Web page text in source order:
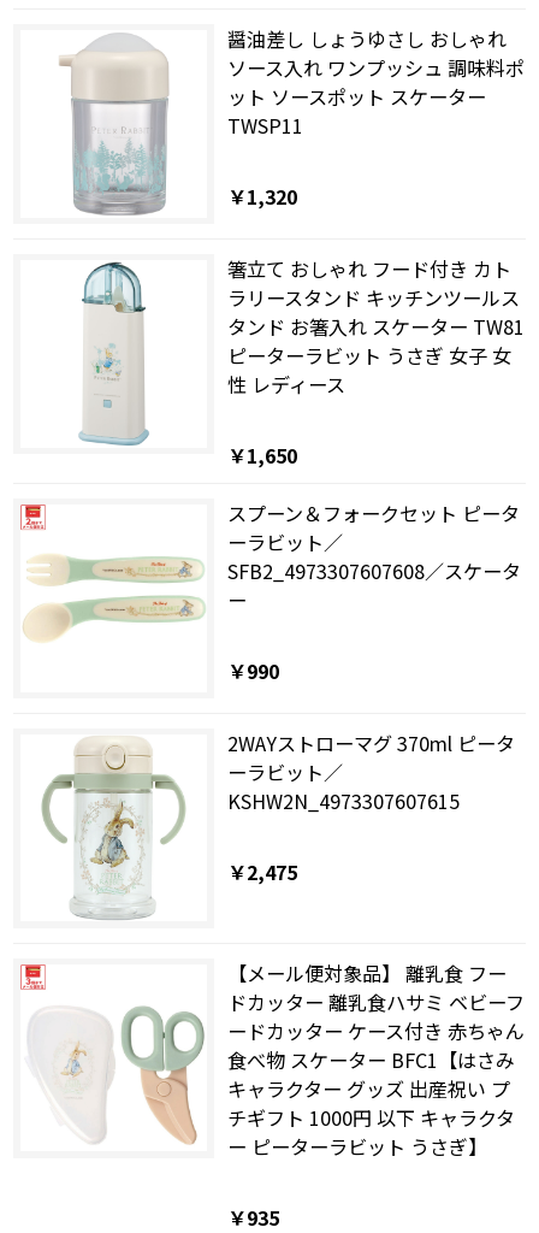
醤油差し しょうゆさし おしゃれ
ソース入れ ワンプッシュ 調味料ポ
ット ソースポット スケーター
TWSP11
￥1,320
箸立て おしゃれ フード付き カト
ラリースタンド キッチンツールス
タンド お箸入れ スケーター TW81
ピーターラビット うさぎ 女子 女
性 レディース
￥1,650
スプーン＆フォークセット ピータ
ーラビット／
SFB2_4973307607608／スケータ
ー
￥990
2WAYストローマグ 370ml ピータ
ーラビット／
KSHW2N_4973307607615
￥2,475
【メール便対象品】 離乳食 フー
ドカッター 離乳食ハサミ ベビーフ
ードカッター ケース付き 赤ちゃん
食べ物 スケーター BFC1【はさみ
キャラクター グッズ 出産祝い プ
チギフト 1000円 以下 キャラクタ
ー ピーターラビット うさぎ】
￥935